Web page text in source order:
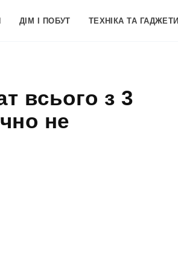
ДІМ І ПОБУТ ТЕХНІКА ТА ГАДЖЕТИ
всього з 3
не